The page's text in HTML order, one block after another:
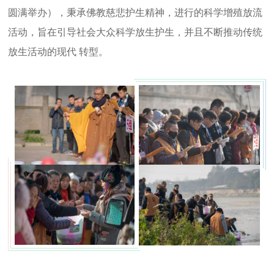
圆满举办），秉承佛教慈悲护生精神，进行的科学增殖放流
活动，旨在引导社会大众科学放生护生，并且不断推动传统
放生活动的现代 转型。